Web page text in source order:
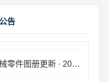
告
工程机械零件图册更新 · 2026年7月29日
工程机械资料更新 · 零件图册·维修手册 2026年7月27日 · 新版上线